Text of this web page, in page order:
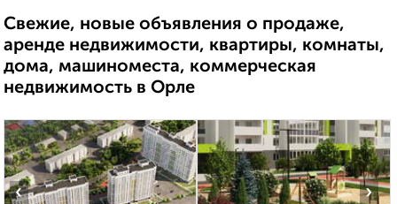
Свежие, новые объявления о продаже,
аренде недвижимости, квартиры, комнаты,
дома, машиноместа, коммерческая
недвижимость в Орле
‹ ›